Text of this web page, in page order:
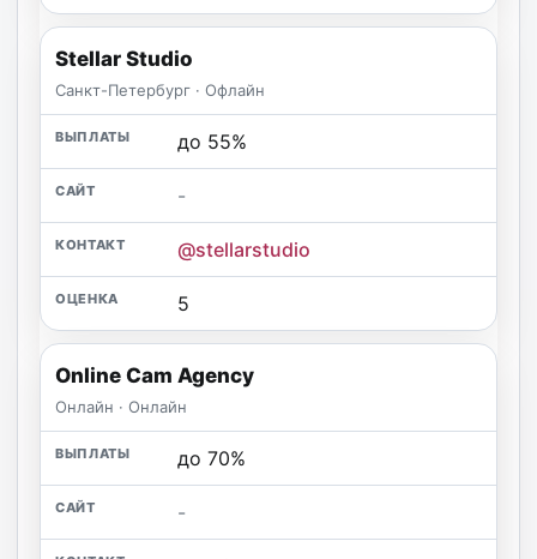
Stellar Studio
Санкт-Петербург · Офлайн
до 55%
-
@stellarstudio
5
Online Cam Agency
Онлайн · Онлайн
до 70%
-